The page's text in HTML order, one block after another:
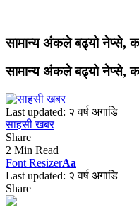
सामान्य अंकले बढ्यो नेप्से,
सामान्य अंकले बढ्यो नेप्से,
Last updated: २ वर्ष अगाडि
साहसी खबर
Share
2 Min Read
Font ResizerAa
Last updated: २ वर्ष अगाडि
Share